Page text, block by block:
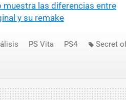
muestra las diferencias entre
y su remake
PS Vita PS4 Secret